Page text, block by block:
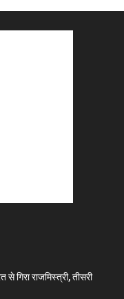
से गिरा राजमिस्त्री, तीसरी